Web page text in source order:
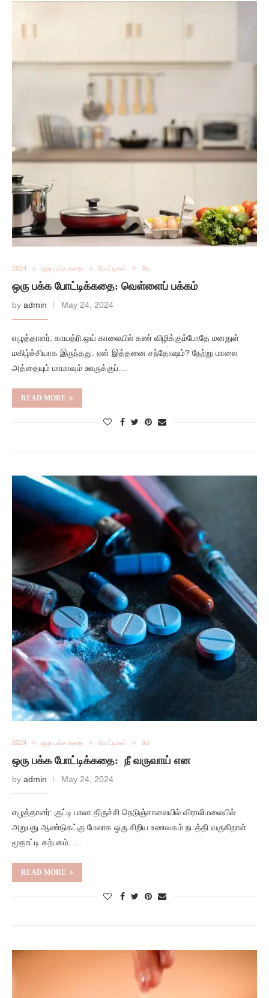
2024 ஒரு பக்க கதை போட்டிகள் மே
ஒரு பக்க போட்டிக்கதை: வெள்ளைப் பக்கம்
by admin May 24, 2024
எழுத்தாளர்: காயத்ரி.ஒய் காலையில் கண் விழிக்கும்போதே மனதுள்
மகிழ்ச்சியாக இருந்தது. ஏன் இத்தனை சந்தோஷம்? நேற்று மாலை
அத்தையும் மாமாவும் ஊருக்குப்…
READ MORE
2024 ஒரு பக்க கதை போட்டிகள் மே
ஒரு பக்க போட்டிக்கதை: நீ வருவாய் என
by admin May 24, 2024
எழுத்தாளர்: குட்டி பாலா திருச்சி நெடுஞ்சாலையில் விராலிமலையில்
அறுபது ஆண்டுகட்கு மேலாக ஒரு சிறிய உணவகம் நடத்தி வருகிறாள்
மூதாட்டி கற்பகம். …
READ MORE